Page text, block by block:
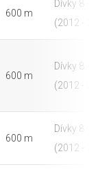
600 m
Dívky 8 - 9
(2012 -
600 m
Dívky 8 - 9
(2012 -
600 m
Dívky 8 - 9
(2012 -